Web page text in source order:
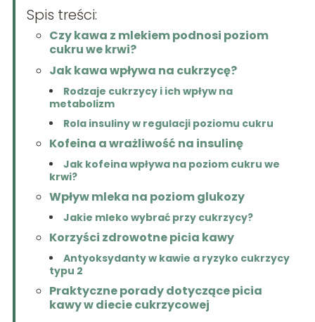
Spis treści:
Czy kawa z mlekiem podnosi poziom
cukru we krwi?
Jak kawa wpływa na cukrzycę?
Rodzaje cukrzycy i ich wpływ na
metabolizm
Rola insuliny w regulacji poziomu cukru
Kofeina a wrażliwość na insulinę
Jak kofeina wpływa na poziom cukru we
krwi?
Wpływ mleka na poziom glukozy
Jakie mleko wybrać przy cukrzycy?
Korzyści zdrowotne picia kawy
Antyoksydanty w kawie a ryzyko cukrzycy
typu 2
Praktyczne porady dotyczące picia
kawy w diecie cukrzycowej